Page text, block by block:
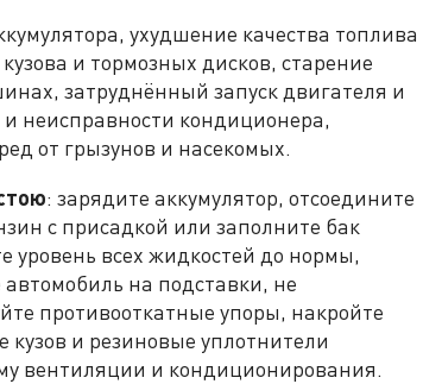
ухудшение качества топлива
и тормозных дисков, старение
затруднённый запуск двигателя и
неисправности кондиционера,
от грызунов и насекомых.
: зарядите аккумулятор, отсоедините
с присадкой или заполните бак
уровень всех жидкостей до нормы,
на подставки, не
противооткатные упоры, накройте
и резиновые уплотнители
вентиляции и кондиционирования.